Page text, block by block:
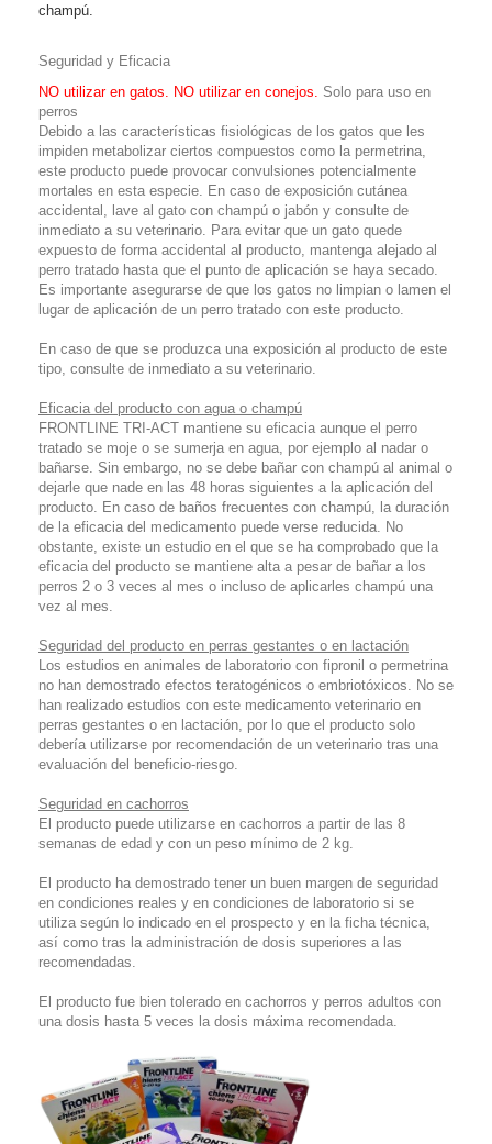
champú.
Seguridad y Eficacia
NO utilizar en gatos. NO utilizar en conejos. Solo para uso en
perros
Debido a las características fisiológicas de los gatos que les
impiden metabolizar ciertos compuestos como la permetrina,
este producto puede provocar convulsiones potencialmente
mortales en esta especie. En caso de exposición cutánea
accidental, lave al gato con champú o jabón y consulte de
inmediato a su veterinario. Para evitar que un gato quede
expuesto de forma accidental al producto, mantenga alejado al
perro tratado hasta que el punto de aplicación se haya secado.
Es importante asegurarse de que los gatos no limpian o lamen el
lugar de aplicación de un perro tratado con este producto.
En caso de que se produzca una exposición al producto de este
tipo, consulte de inmediato a su veterinario.
Eficacia del producto con agua o champú
FRONTLINE TRI-ACT mantiene su eficacia aunque el perro
tratado se moje o se sumerja en agua, por ejemplo al nadar o
bañarse. Sin embargo, no se debe bañar con champú al animal o
dejarle que nade en las 48 horas siguientes a la aplicación del
producto. En caso de baños frecuentes con champú, la duración
de la eficacia del medicamento puede verse reducida. No
obstante, existe un estudio en el que se ha comprobado que la
eficacia del producto se mantiene alta a pesar de bañar a los
perros 2 o 3 veces al mes o incluso de aplicarles champú una
vez al mes.
Seguridad del producto en perras gestantes o en lactación
Los estudios en animales de laboratorio con fipronil o permetrina
no han demostrado efectos teratogénicos o embriotóxicos. No se
han realizado estudios con este medicamento veterinario en
perras gestantes o en lactación, por lo que el producto solo
debería utilizarse por recomendación de un veterinario tras una
evaluación del beneficio-riesgo.
Seguridad en cachorros
El producto puede utilizarse en cachorros a partir de las 8
semanas de edad y con un peso mínimo de 2 kg.
El producto ha demostrado tener un buen margen de seguridad
en condiciones reales y en condiciones de laboratorio si se
utiliza según lo indicado en el prospecto y en la ficha técnica,
así como tras la administración de dosis superiores a las
recomendadas.
El producto fue bien tolerado en cachorros y perros adultos con
una dosis hasta 5 veces la dosis máxima recomendada.